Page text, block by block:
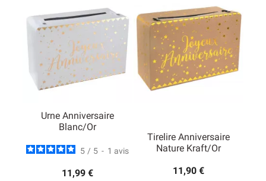
Urne Anniversaire
Blanc/Or
5 / 5 - 1 avis
11,99 €
Tirelire Anniversaire
Nature Kraft/or
11,90 €